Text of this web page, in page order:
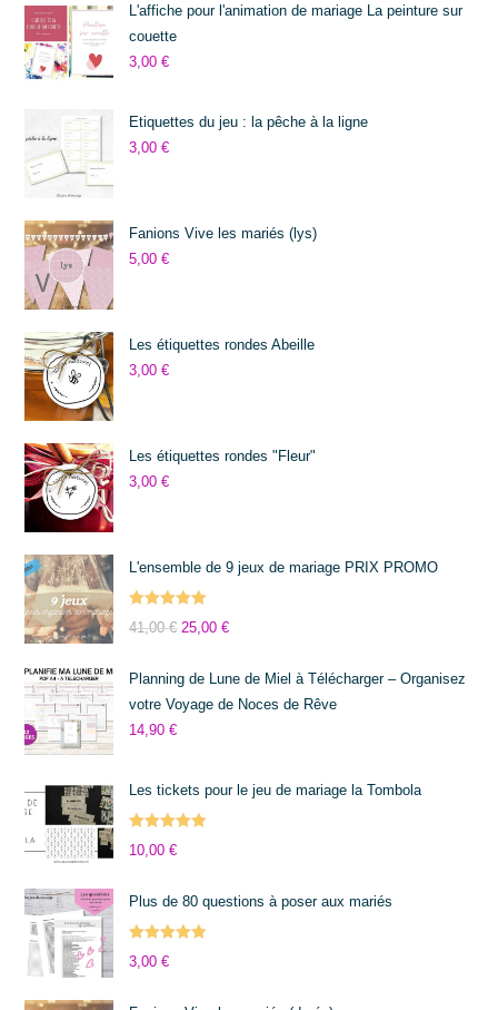
L'affiche pour l'animation de mariage La peinture sur
couette
3,00€
Etiquettes du jeu : la pêche à la ligne
3,00€
Fanions Vive les mariés (lys)
5,00€
Les étiquettes rondes Abeille
3,00€
Les étiquettes rondes "Fleur"
3,00€
L'ensemble de 9 jeux de mariage PRIX PROMO
Note5.00
41,00€ 25,00€
Planning de Lune de Miel à Télécharger – Organisez
votre Voyage de Noces de Rêve
14,90€
Les tickets pour le jeu de mariage la Tombola
Note5.00
10,00€
Plus de 80 questions à poser aux mariés
Note 5.00
3,00€